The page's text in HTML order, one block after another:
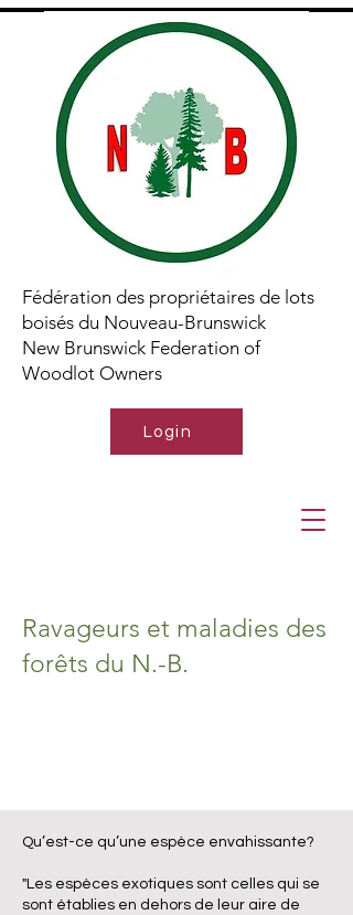
Fédération des propriétaires de lots
boisés du Nouveau-Brunswick
New Brunswick Federation of
Woodlot Owners
Login
Ravageurs et maladies des
forêts du N.-B.
Qu’est-ce qu’une espèce envahissante?
"Les espèces exotiques sont celles qui se
sont établies en dehors de leur aire de